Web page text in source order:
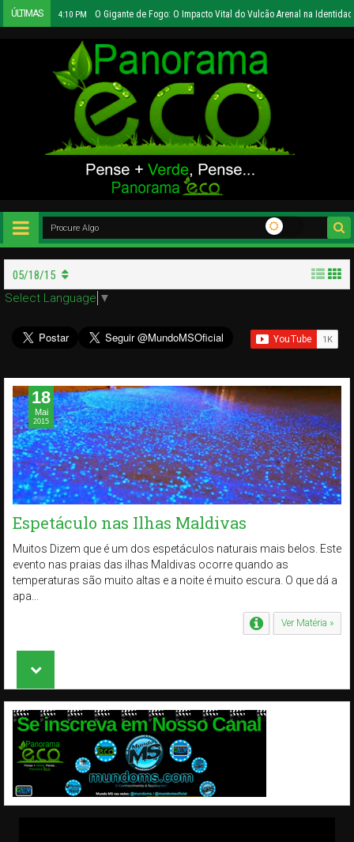
ÚLTIMAS 4:10 PM O Gigante de Fogo: O Impacto Vital do Vulcão Arenal na
05/18/15
Select Language ▼
Espetáculo nas Ilhas Maldivas
Muitos Dizem que é um dos espetáculos naturais mais belos. Este
evento nas praias das ilhas Maldivas ocorre quando as
temperaturas são muito altas e a noite é muito escura. O que dá a
apa...
Ver Matéria »
18
Mai
2015